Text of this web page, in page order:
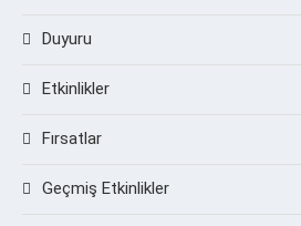
Duyuru
Etkinlikler
Fırsatlar
Geçmiş Etkinlikler